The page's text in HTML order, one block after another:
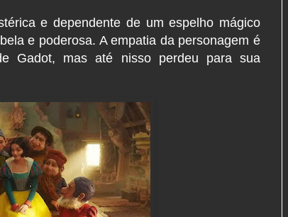
e dependente de um espelho mágico
e poderosa. A empatia da personagem é
Gadot, mas até nisso perdeu para sua